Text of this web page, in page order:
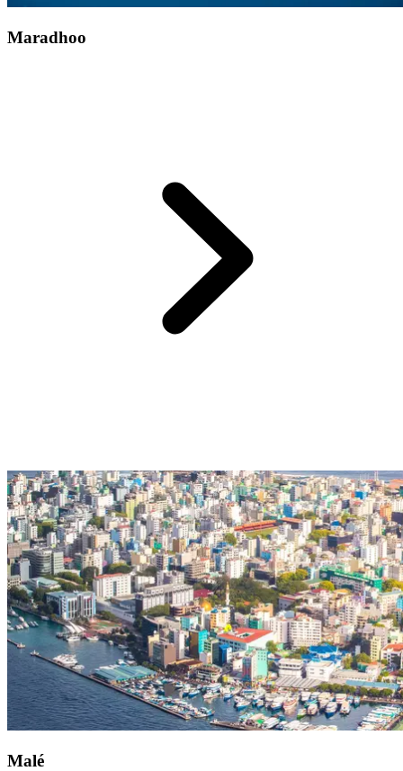
Maradhoo
Accessible en bateau depuis votreResort Club Med Kani,
Maradhoo
Frissonnez sous le ballet d'une raie mantaen prenant la direction
de Maradhoo. Ce paradis de l'océan Indien, loin de tout, vous
prometdes sensations sous-marines époustouflantes. Sur place,
des clubs de plongée vous accueillent et vous conseillent. Situé à
l'ouest de l'atoll Addu, ce site naturel somptueux estaccessible en
bateaudepuis votre resort Club Med Kani.
Malé